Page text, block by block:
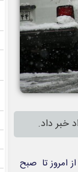
امروز تا صبح